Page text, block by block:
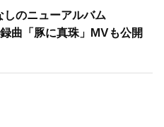
のニューアルバム
曲「豚に真珠」MVも公開